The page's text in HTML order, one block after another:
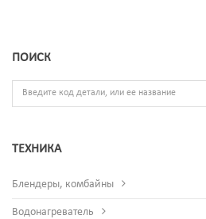
ПОИСК
ТЕХНИКА
Блендеры, комбайны
Водонагреватель